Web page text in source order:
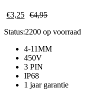
€3,25 €4,95
Status:2200 op voorraad
4-11MM
450V
3 PIN
IP68
1 jaar garantie